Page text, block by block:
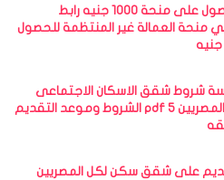
كيفيه الحصول على منحة 1000 جنيه رابط
منحة العمالة غير المنتظمة للحصول
شروط شقق الاسكان الاجتماعى
سكن لكل المصريين 5 pdf الشروط وموعد التقديم
على شقق سكن لكل المصريين